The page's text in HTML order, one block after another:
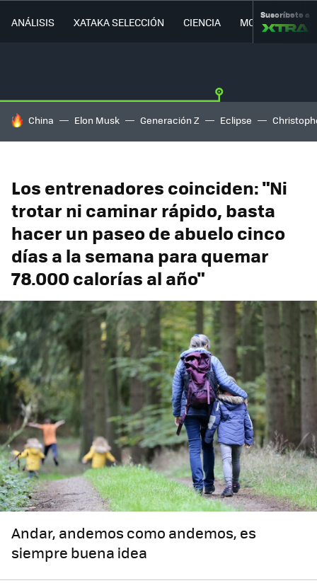
ANÁLISIS XATAKA SELECCIÓN CIENCIA MOVILIDAD
Suscríbete a
HOY SE HABLA DE
China Elon Musk Generación Z Eclipse
Los entrenadores coinciden: "Ni
trotar ni caminar rápido, basta
hacer un paseo de abuelo cinco
días a la semana para quemar
78.000 calorías al año"
Andar, andemos como andemos, es
siempre buena idea